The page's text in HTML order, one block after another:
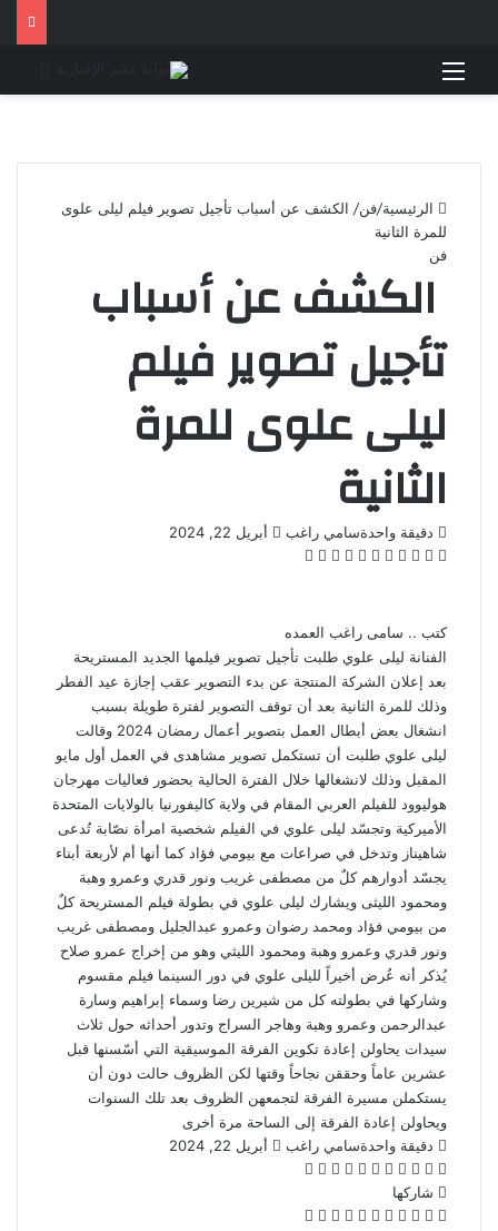
القائمة
الرئيسية/فن/ الكشف عن أسباب تأجيل تصوير فيلم ليلى علوى
للمرة الثانية
فن
الكشف عن أسباب
تأجيل تصوير فيلم
ليلى علوى للمرة
الثانية
سامي راغب
أرسل
أبريل 22, 2024
دقيقة واحدة
فيسبوك
‫X لينكدإنبينتيريست
‫Pocket
واتساب
تيلقرام
ڤايبر
كتب .. سامى راغب العمده
الفنانة ليلى علوي طلبت تأجيل تصوير فيلمها الجديد المستريحة
بعد إعلان الشركة المنتجة عن بدء التصوير عقب إجازة عيد الفطر
وذلك للمرة الثانية بعد أن توقف التصوير لفترة طويلة بسبب
انشغال بعض أبطال العمل بتصوير أعمال رمضان 2024 وقالت
ليلى علوي طلبت أن تستكمل تصوير مشاهدى في العمل أول مايو
المقبل وذلك لانشغالها خلال الفترة الحالية بحضور فعاليات مهرجان
هوليوود للفيلم العربي المقام في ولاية كاليفورنيا بالولايات المتحدة
الأميركية وتجسّد ليلى علوي في الفيلم شخصية امرأة نصّابة تُدعى
شاهيناز وتدخل في صراعات مع بيومي فؤاد كما أنها أم لأربعة أبناء
يجسّد أدوارهم كلٌ من مصطفى غريب ونور قدري وعمرو وهبة
ومحمود الليثى ويشارك ليلى علوي في بطولة فيلم المستريحة كلٌ
من بيومي فؤاد ومحمد رضوان وعمرو عبدالجليل ومصطفى غريب
ونور قدري وعمرو وهبة ومحمود الليثي وهو من إخراج عمرو صلاح
يُذكر أنه عُرض أخيراً لليلى علوي في دور السينما فيلم مقسوم
وشاركها في بطولته كل من شيرين رضا وسماء إبراهيم وسارة
عبدالرحمن وعمرو وهبة وهاجر السراج وتدور أحداثه حول ثلاث
سيدات يحاولن إعادة تكوين الفرقة الموسيقية التي أسّسنها قبل
عشرين عاماً وحققن نجاحاً وقتها لكن الظروف حالت دون أن
يستكملن مسيرة الفرقة لتجمعهن الظروف بعد تلك السنوات
ويحاولن إعادة الفرقة إلى الساحة مرة أخرى
سامي راغب
أرسل
أبريل 22, 2024
دقيقة واحدة
فيسبوك
‫X لينكدإنبينتيريست
‫Pocket
واتساب
تيلقرام
ڤايبر
شاركها
فيسبوك
‫X لينكدإنبينتيريستOdnoklassniki
‫Pocket
مشاركة